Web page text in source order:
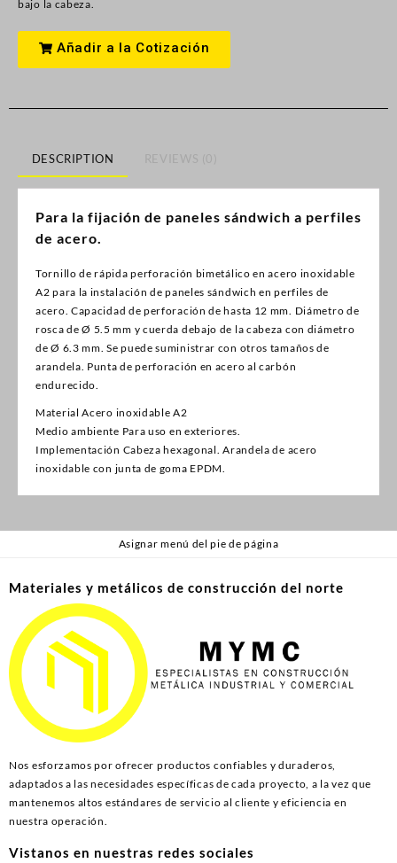
bajo la cabeza.
Añadir a la Cotización
DESCRIPTION REVIEWS (0)
Para la fijación de paneles sándwich a perfiles
de acero.
Tornillo de rápida perforación bimetálico en acero inoxidable
A2 para la instalación de paneles sándwich en perfiles de
acero. Capacidad de perforación de hasta 12 mm. Diámetro de
rosca de Ø 5.5 mm y cuerda debajo de la cabeza con diámetro
de Ø 6.3 mm. Se puede suministrar con otros tamaños de
arandela. Punta de perforación en acero al carbón
endurecido.
Material Acero inoxidable A2
Medio ambiente Para uso en exteriores.
Implementación Cabeza hexagonal. Arandela de acero
inoxidable con junta de goma EPDM.
Asignar menú del pie de página
Materiales y metálicos de construcción del norte
Nos esforzamos por ofrecer productos confiables y duraderos,
adaptados a las necesidades específicas de cada proyecto, a la vez que
mantenemos altos estándares de servicio al cliente y eficiencia en
nuestra operación.
Vistanos en nuestras redes sociales